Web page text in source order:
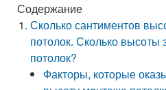
Содержание
Сколько сантиментов
потолок. Сколько высоты
потолок?
Факторы, которые